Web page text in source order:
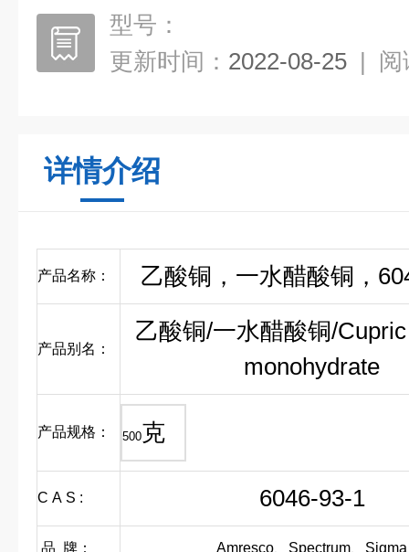
型号：
更新时间： 2022-08-25 | 阅
详情介绍
产品名称： 乙酸铜，一水醋酸铜，
产品别名：
乙酸铜/一水醋酸铜/
monohydrate
产品规格： 500克
C A S : 6046-93-1
品 牌： Amresco、Spectrum、Sigma